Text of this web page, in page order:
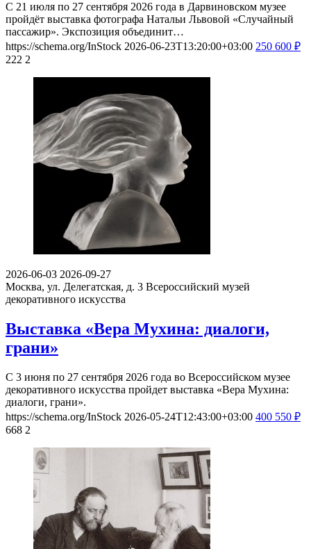
С 21 июля по 27 сентября 2026 года в Дарвиновском музее
пройдёт выставка фотографа Натальи Львовой «Случайный
пассажир». Экспозиция объединит…
https://schema.org/InStock 2026-06-23T13:20:00+03:00 250 600 ₽
222 2
2026-06-03 2026-09-27
Москва, ул. Делегатская, д. 3 Всероссийский музей
декоративного искусства
Выставка «Вера Мухина: диалоги,
грани»
С 3 июня по 27 сентября 2026 года во Всероссийском музее
декоративного искусства пройдет выставка «Вера Мухина:
диалоги, грани».
https://schema.org/InStock 2026-05-24T12:43:00+03:00 400 550 ₽
668 2